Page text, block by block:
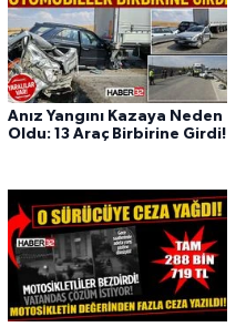
Anız Yangını Kazaya Neden
Oldu: 13 Araç Birbirine Girdi!